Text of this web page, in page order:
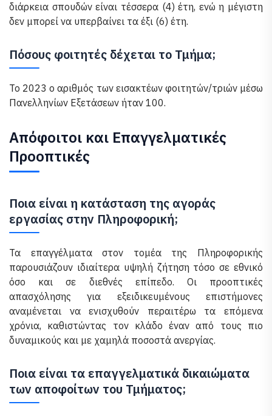
διάρκεια σπουδών είναι τέσσερα (4) έτη, ενώ η μέγιστη
δεν μπορεί να υπερβαίνει τα έξι (6) έτη.
Πόσους φοιτητές δέχεται το Τμήμα;
Το 2023 ο αριθμός των εισακτέων φοιτητών/τριών μέσω
Πανελληνίων Εξετάσεων ήταν 100.
Απόφοιτοι και Επαγγελματικές
Προοπτικές
Ποια είναι η κατάσταση της αγοράς
εργασίας στην Πληροφορική;
Τα επαγγέλματα στον τομέα της Πληροφορικής
παρουσιάζουν ιδιαίτερα υψηλή ζήτηση τόσο σε εθνικό
όσο και σε διεθνές επίπεδο. Οι προοπτικές
απασχόλησης για εξειδικευμένους επιστήμονες
αναμένεται να ενισχυθούν περαιτέρω τα επόμενα
χρόνια, καθιστώντας τον κλάδο έναν από τους πιο
δυναμικούς και με χαμηλά ποσοστά ανεργίας.
Ποια είναι τα επαγγελματικά δικαιώματα
των αποφοίτων του Τμήματος;